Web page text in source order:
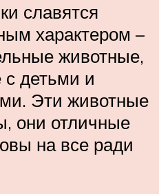
славятся
характером –
животные,
детьми и
Эти животные
они отличные
на все ради